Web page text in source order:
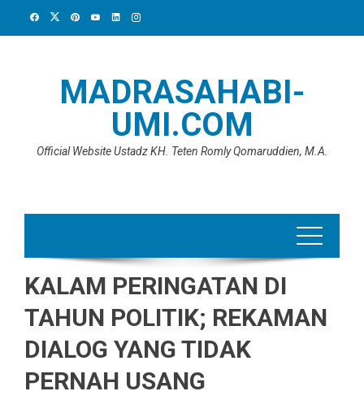
MADRASAHABI-
UMI.COM
Official Website Ustadz KH. Teten Romly Qomaruddien, M.A.
KALAM PERINGATAN DI
TAHUN POLITIK; REKAMAN
DIALOG YANG TIDAK
PERNAH USANG